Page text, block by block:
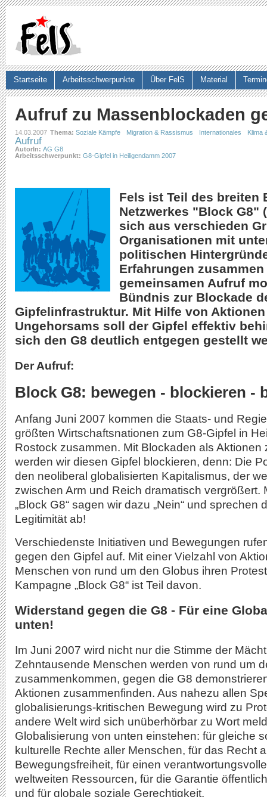
Aufruf zu Massenblockaden
14.03.2007 Thema: Soziale Kämpfe Migration & Rassismus Internationales Klima
Aufruf
AutorIn: AG G8
Arbeitsschwerpunkt: G8-Gipfel in Heiligendamm 2007
Fels ist Teil des breiten
Netzwerkes "Block G8"
sich aus verschieden
Organisationen mit
politischen
Erfahrungen
gemeinsamen Aufruf
Bündnis zur Blockade
Gipfelinfrastruktur. Mit Hilfe von
Ungehorsams soll der Gipfel effektiv
sich den G8 deutlich entgegen gestellt
Der Aufruf:
Block G8: bewegen - blockieren -
Anfang Juni 2007 kommen die Staats- und
größten Wirtschaftsnationen zum G8-Gipfel in
Rostock zusammen. Mit Blockaden als Aktionen
werden wir diesen Gipfel blockieren, denn: Die
den neoliberal globalisierten Kapitalismus, der
zwischen Arm und Reich dramatisch vergrößert.
„Block G8“ sagen wir dazu „Nein“ und sprechen
Legitimität ab!
Verschiedenste Initiativen und Bewegungen
gegen den Gipfel auf. Mit einer Vielzahl von
Menschen von rund um den Globus ihren
Kampagne „Block G8“ ist Teil davon.
Widerstand gegen die G8 - Für eine
unten!
Im Juni 2007 wird nicht nur die Stimme der
Zehntausende Menschen werden von rund um
zusammenkommen, gegen die G8
Aktionen zusammenfinden. Aus nahezu allen
globalisierungs-kritischen Bewegung wird zu
andere Welt wird sich unüberhörbar zu Wort
Globalisierung von unten einstehen: für gleiche
kulturelle Rechte aller Menschen, für das Recht
Bewegungsfreiheit, für einen
weltweiten Ressourcen, für die Garantie
und für globale soziale Gerechtigkeit.
Startseite Arbeitsschwerpunkte Über FelS Material
Suchformular